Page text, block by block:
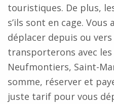
touristiques. De plus,
s’ils sont en cage. Vous
déplacer depuis ou
transporterons avec les
Neufmontiers, Saint-
somme, réserver et
juste tarif pour vous